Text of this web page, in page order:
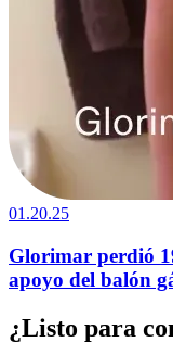
01.20.25
Glorimar perdió
apoyo del balón
¿Listo para